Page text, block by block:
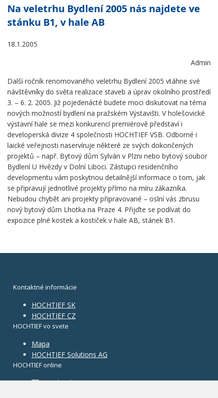
Na veletrhu Bydlení 2005 nás najdete ve
stánku B1, v hale AB
18.1.2005
Admin
Další ročník renomovaného veletrhu Bydlení 2005 vtáhne své
návštěvníky do světa realizace staveb a úprav okolního prostředí
3. – 6. 2. 2005. Již pojedenácté budete moci diskutovat na téma
nových možností bydlení na pražském Výstavišti. V holešovické
výstavní hale se mezi konkurencí premiérově představí i
developerská divize 4 společnosti HOCHTIEF VSB. Odborné i
laické veřejnosti naservíruje některé ze svých dokončených
projektů – např. Bytový dům Sylván v Plzni nebo bytový soubor
Bydlení U Hvězdy v Dolní Liboci. Zástupci residenčního
developmentu vám poskytnou detailnější informace o tom, jak
se připravují jednotlivé projekty přímo na míru zákazníka.
Nebudou chybět ani projekty připravované – oslní vás zbrusu
nový bytový dům Lhotka na Praze 4. Přijďte se podívat do
expozice plné kostek a kostiček v hale AB, stánek B1.
Kontaktné informácie
HOCHTIEF SK
HOCHTIEF CZ
HOCHTIEF vo svete
Mapa
HOCHTIEF Solutions AG
HOCHTIEF online
Facebook